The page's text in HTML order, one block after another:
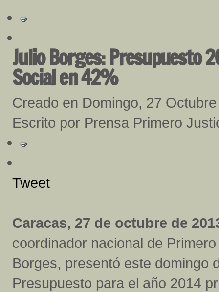
Julio Borges: Presupuesto
Social en 42%
Creado en Domingo, 27
Escrito por Prensa Primero
Tweet
Caracas, 27 de octubre de
coordinador nacional de
Borges, presentó este domingo
Presupuesto para el año 2014